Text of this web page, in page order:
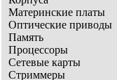
Материнские платы
Оптические приводы
Память
Процессоры
Сетевые карты
Стриммеры